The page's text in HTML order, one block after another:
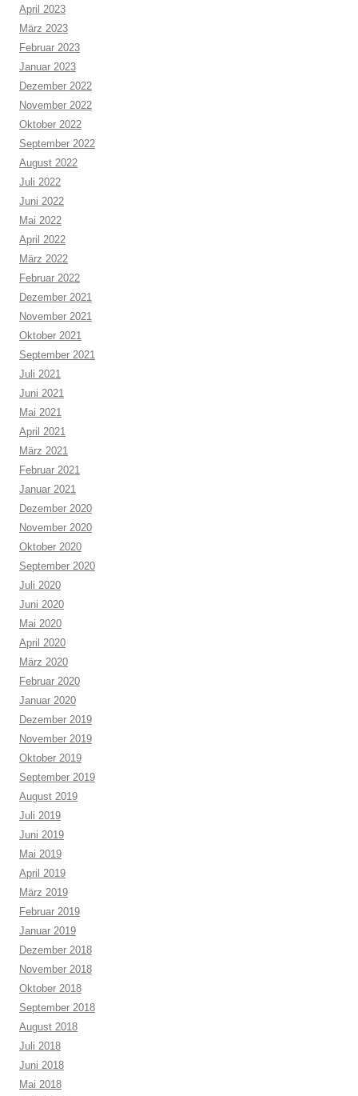
April 2023
März 2023
Februar 2023
Januar 2023
Dezember 2022
November 2022
Oktober 2022
September 2022
August 2022
Juli 2022
Juni 2022
Mai 2022
April 2022
März 2022
Februar 2022
Dezember 2021
November 2021
Oktober 2021
September 2021
Juli 2021
Juni 2021
Mai 2021
April 2021
März 2021
Februar 2021
Januar 2021
Dezember 2020
November 2020
Oktober 2020
September 2020
Juli 2020
Juni 2020
Mai 2020
April 2020
März 2020
Februar 2020
Januar 2020
Dezember 2019
November 2019
Oktober 2019
September 2019
August 2019
Juli 2019
Juni 2019
Mai 2019
April 2019
März 2019
Februar 2019
Januar 2019
Dezember 2018
November 2018
Oktober 2018
September 2018
August 2018
Juli 2018
Juni 2018
Mai 2018